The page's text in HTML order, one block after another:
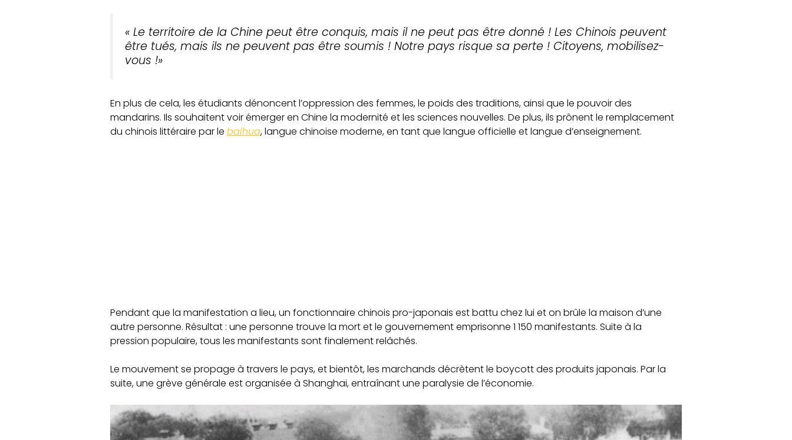
« Le territoire de la Chine peut être conquis, mais il ne peut pas être donné ! Les Chinois peuvent
être tués, mais ils ne peuvent pas être soumis ! Notre pays risque sa perte ! Citoyens, mobilisez-
vous !»
En plus de cela, les étudiants dénoncent l’oppression des femmes, le poids des traditions, ainsi que le pouvoir des
mandarins. Ils souhaitent voir émerger en Chine la modernité et les sciences nouvelles. De plus, ils prônent le remplacement
du chinois littéraire par le baihua, langue chinoise moderne, en tant que langue officielle et langue d’enseignement.
Pendant que la manifestation a lieu, un fonctionnaire chinois pro-japonais est battu chez lui et on brûle la maison d’une
autre personne. Résultat : une personne trouve la mort et le gouvernement emprisonne 1 150 manifestants. Suite à la
pression populaire, tous les manifestants sont finalement relâchés.
Le mouvement se propage à travers le pays, et bientôt, les marchands décrètent le boycott des produits japonais. Par la
suite, une grève générale est organisée à Shanghai, entraînant une paralysie de l’économie.